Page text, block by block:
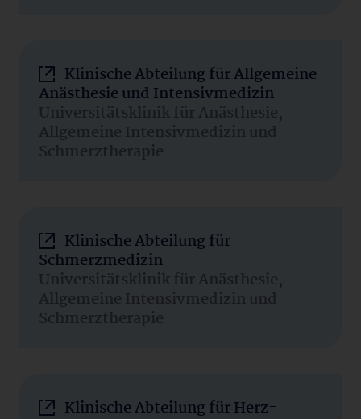
Klinische Abteilung für Allgemeine
Anästhesie und Intensivmedizin
Universitätsklinik für Anästhesie,
Allgemeine Intensivmedizin und
Schmerztherapie
Klinische Abteilung für
Schmerzmedizin
Universitätsklinik für Anästhesie,
Allgemeine Intensivmedizin und
Schmerztherapie
Klinische Abteilung für Herz-